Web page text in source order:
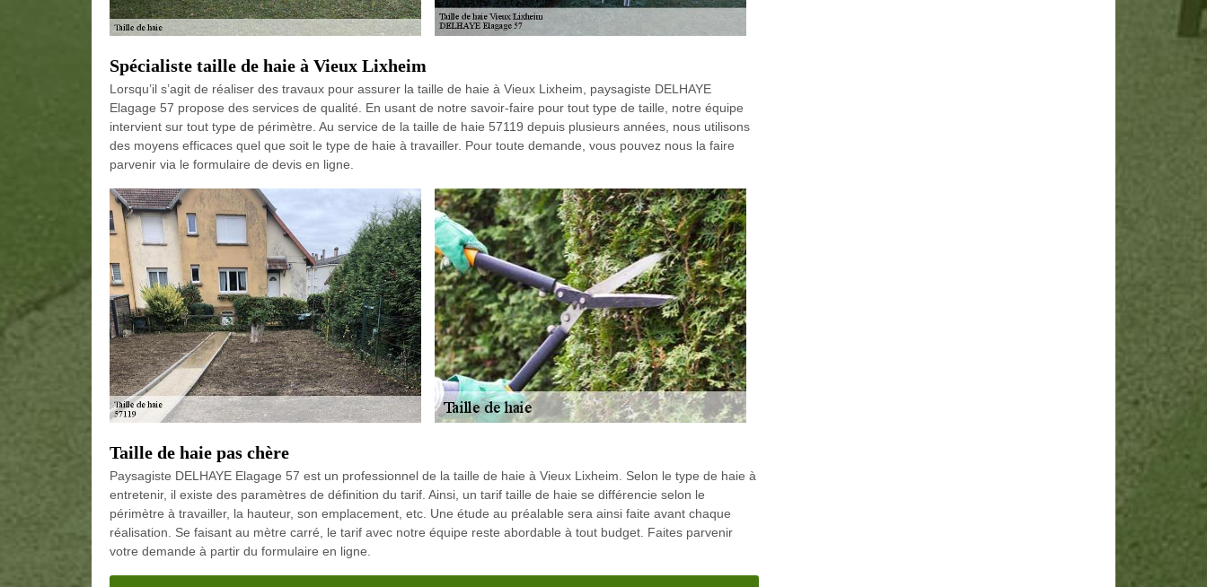
Spécialiste taille de haie à Vieux Lixheim
Lorsqu’il s’agit de réaliser des travaux pour assurer la taille de haie à Vieux Lixheim, paysagiste DELHAYE
Elagage 57 propose des services de qualité. En usant de notre savoir-faire pour tout type de taille, notre équipe
intervient sur tout type de périmètre. Au service de la taille de haie 57119 depuis plusieurs années, nous utilisons
des moyens efficaces quel que soit le type de haie à travailler. Pour toute demande, vous pouvez nous la faire
parvenir via le formulaire de devis en ligne.
Taille de haie pas chère
Paysagiste DELHAYE Elagage 57 est un professionnel de la taille de haie à Vieux Lixheim. Selon le type de haie à
entretenir, il existe des paramètres de définition du tarif. Ainsi, un tarif taille de haie se différencie selon le
périmètre à travailler, la hauteur, son emplacement, etc. Une étude au préalable sera ainsi faite avant chaque
réalisation. Se faisant au mètre carré, le tarif avec notre équipe reste abordable à tout budget. Faites parvenir
votre demande à partir du formulaire en ligne.